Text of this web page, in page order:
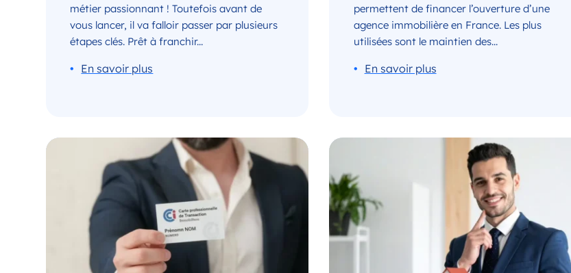
métier passionnant ! Toutefois avant de
vous lancer, il va falloir passer par plusieurs
étapes clés. Prêt à franchir...
permettent de financer l’ouverture d’une
agence immobilière en France. Les plus
utilisées sont le maintien des...